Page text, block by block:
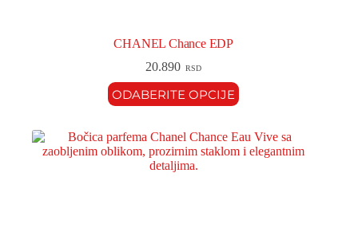
CHANEL Chance EDP
20.890 RSD
ODABERITE OPCIJE